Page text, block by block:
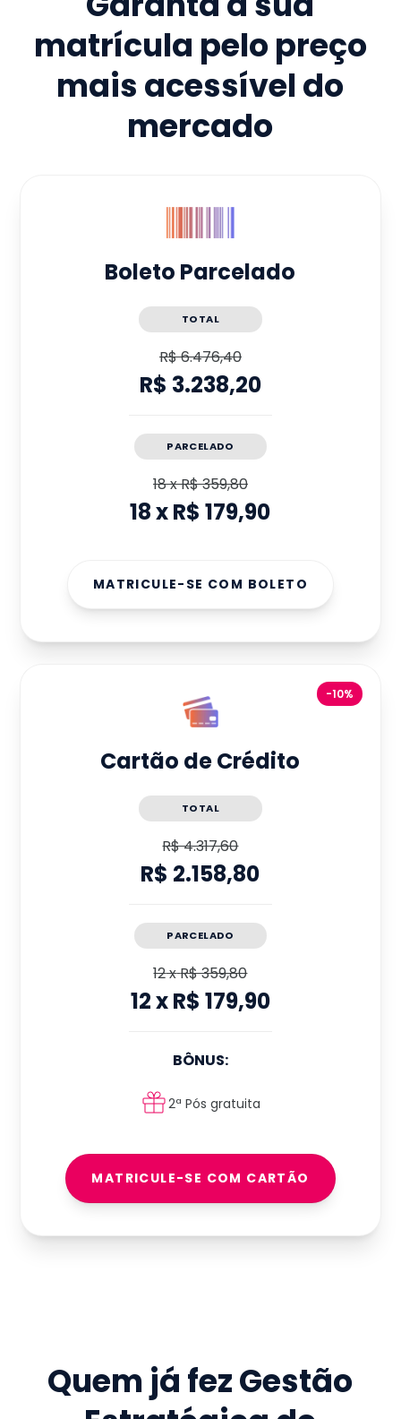
matrícula pelo preço
mais acessível do
mercado
Boleto Parcelado
TOTAL
R$ 6.476,40
R$ 3.238,20
PARCELADO
18xR$ 359,80
18xR$ 179,90
MATRICULE-SE COM BOLETO
-10%
Cartão de Crédito
TOTAL
R$ 4.317,60
R$ 2.158,80
PARCELADO
12xR$ 359,80
12xR$ 179,90
BÔNUS:
2ª Pós gratuita
MATRICULE-SE COM CARTÃO
Quem já fezGestão